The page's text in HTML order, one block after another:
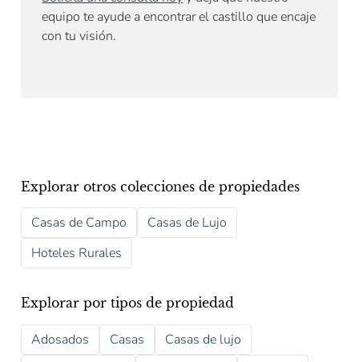
equipo te ayude a encontrar el castillo que encaje
con tu visión.
Explorar otros colecciones de propiedades
Casas de Campo
Casas de Lujo
Hoteles Rurales
Explorar por tipos de propiedad
Adosados Casas
Casas de lujo